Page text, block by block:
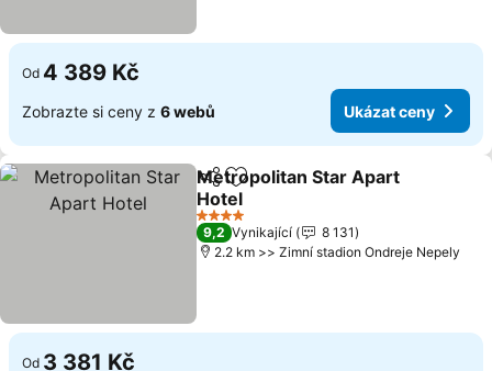
Od 4 389 Kč
Zobrazte si ceny z 6 webů Ukázat ceny
SdíletPřidat na seznam oblíbených
Metropolitan Star Apart
Hotel
Ukázat ceny
4 Počet hvězdiček
9,2 Vynikající
8 131
2.2 km >> Zimní stadion Ondreje Nepely
Od 3 381 Kč